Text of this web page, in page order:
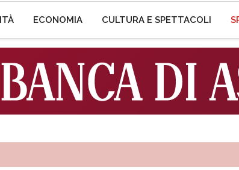
ECONOMIA CULTURA E SPETTACOLI